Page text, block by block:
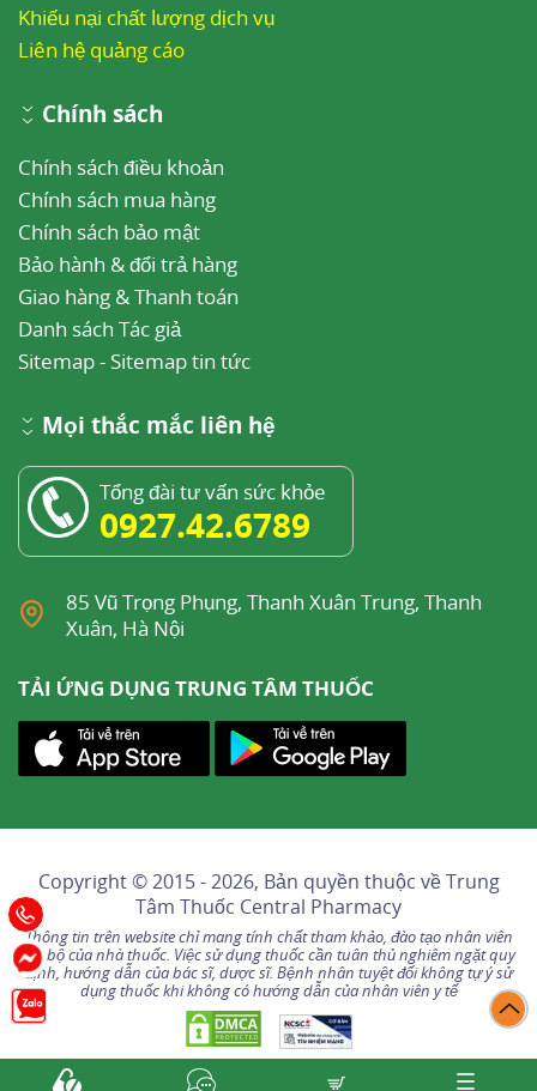
Khiếu nại chất lượng dịch vụ
Liên hệ quảng cáo
Chính sách
Chính sách điều khoản
Chính sách mua hàng
Chính sách bảo mật
Bảo hành & đổi trả hàng
Giao hàng & Thanh toán
Danh sách Tác giả
Sitemap- Sitemap tin tức
Mọi thắc mắc liên hệ
Tổng đài tư vấn sức khỏe
0927.42.6789
85 Vũ Trọng Phụng, Thanh Xuân Trung, Thanh
Xuân, Hà Nội
TẢI ỨNG DỤNG TRUNG TÂM THUỐC
Copyright © 2015 - 2026, Bản quyền thuộc vềTrung
Tâm Thuốc Central Pharmacy
Thông tin trên website chỉ mang tính chất tham khảo, đào tạo nhân viên
nội bộ của nhà thuốc. Việc sử dụng thuốc cần tuân thủ nghiêm ngặt quy
định, hướng dẫn của bác sĩ, dược sĩ. Bệnh nhân tuyệt đối không tự ý sử
dụng thuốc khi không có hướng dẫn của nhân viên y tế